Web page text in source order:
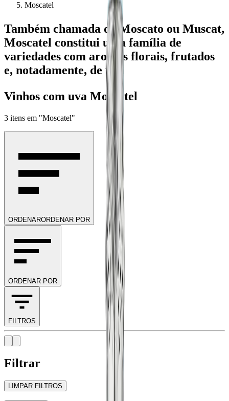
Moscatel
Também chamada de Moscato ou Muscat,
Moscatel constitui uma família de
variedades com aromas florais, frutados
e, notadamente, de uva
Vinhos com uva Moscatel
3 itens em "Moscatel"
ORDENARORDENAR POR
ORDENAR POR
FILTROS
Filtrar
LIMPAR FILTROS